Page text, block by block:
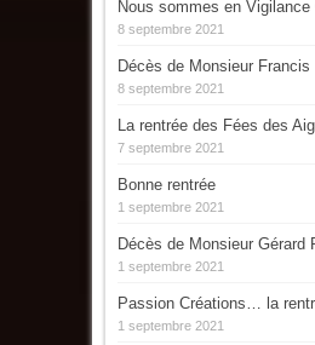
Nous sommes en Vigilance
8 septembre 2021
Décès de Monsieur
8 septembre 2021
La rentrée des Fées des
7 septembre 2021
Bonne rentrée
1 septembre 2021
Décès de Monsieur Gérard
1 septembre 2021
Passion Créations… la
1 septembre 2021